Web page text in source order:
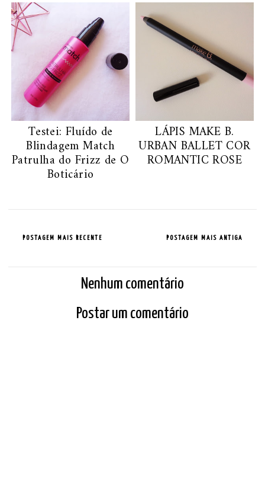
Testei: Fluído de
Blindagem Match
Patrulha do Frizz de O
Boticário
LÁPIS MAKE B.
URBAN BALLET COR
ROMANTIC ROSE
POSTAGEM MAIS RECENTE POSTAGEM MAIS ANTIGA
Nenhum comentário
Postar um comentário